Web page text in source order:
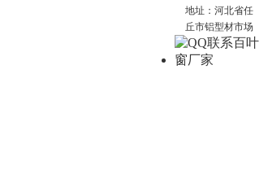
地址：河北省任
丘市铝型材市场